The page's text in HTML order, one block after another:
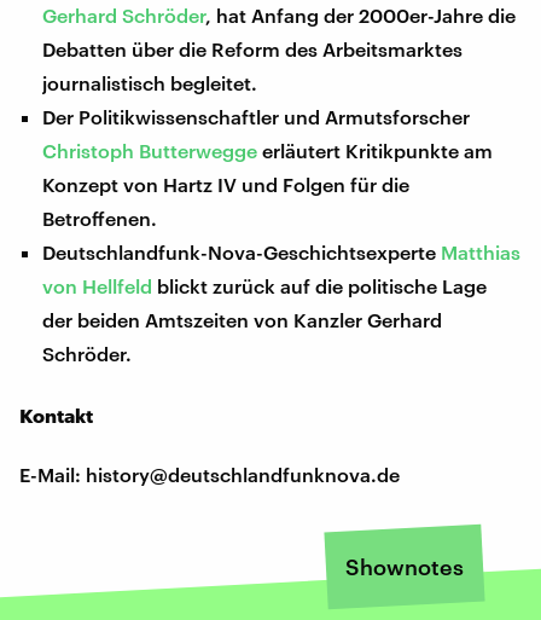
Gerhard Schröder, hat Anfang der 2000er-Jahre die
Debatten über die Reform des Arbeitsmarktes
journalistisch begleitet.
Der Politikwissenschaftler und Armutsforscher
Christoph Butterwegge erläutert Kritikpunkte am
Konzept von Hartz IV und Folgen für die
Betroffenen.
Deutschlandfunk-Nova-Geschichtsexperte Matthias
von Hellfeld blickt zurück auf die politische Lage
der beiden Amtszeiten von Kanzler Gerhard
Schröder.
Kontakt
E-Mail: history@deutschlandfunknova.de
Shownotes